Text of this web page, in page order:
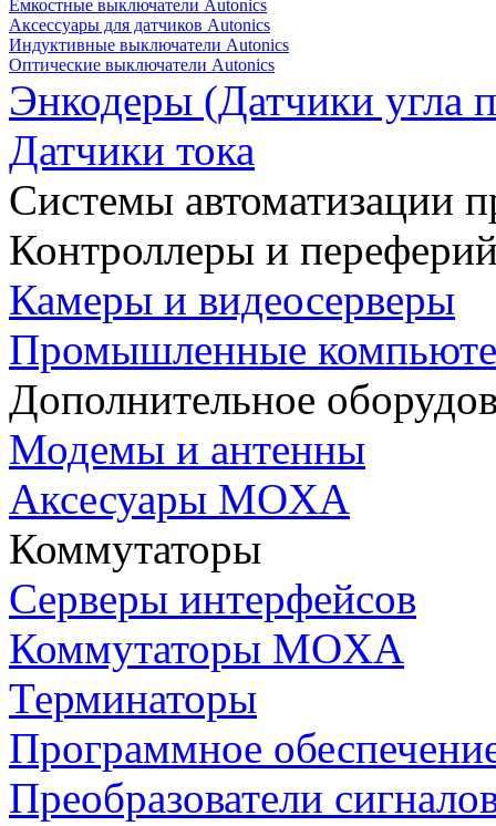
Емкостные выключатели Autonics
Аксессуары для датчиков Autonics
Индуктивные выключатели Autonics
Оптические выключатели Autonics
Энкодеры (Датчики угла
Датчики тока
Системы автоматизации
Контроллеры и
Камеры и видеосерверы
Промышленные
Дополнительное
Модемы и антенны
Аксесуары MOXA
Коммутаторы
Серверы интерфейсов
Коммутаторы MOXA
Терминаторы
Программное
Преобразователи